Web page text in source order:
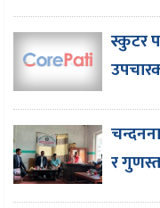
स्कुटर
र